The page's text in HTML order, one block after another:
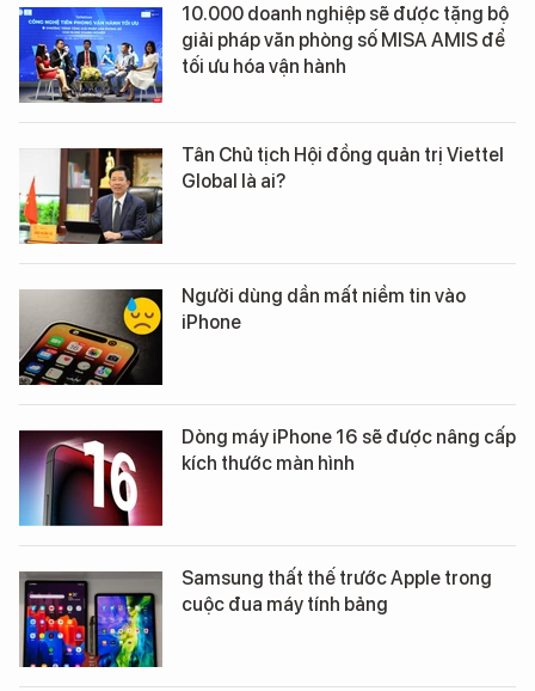
10.000 doanh nghiệp sẽ được tặng bộ
giải pháp văn phòng số MISA AMIS để
tối ưu hóa vận hành
Tân Chủ tịch Hội đồng quản trị Viettel
Global là ai?
Người dùng dần mất niềm tin vào
iPhone
Dòng máy iPhone 16 sẽ được nâng cấp
kích thước màn hình
Samsung thất thế trước Apple trong
cuộc đua máy tính bảng